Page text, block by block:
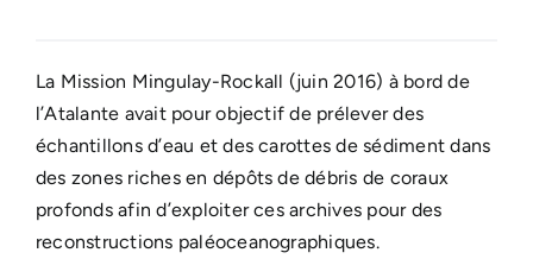
La Mission Mingulay-Rockall (juin 2016) à bord de
l’Atalante avait pour objectif de prélever des
échantillons d’eau et des carottes de sédiment dans
des zones riches en dépôts de débris de coraux
profonds afin d’exploiter ces archives pour des
reconstructions paléoceanographiques.